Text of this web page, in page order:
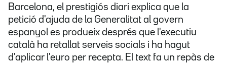
Barcelona, el prestigiós diari explica que la
petició d'ajuda de la Generalitat al govern
espanyol es produeix després que l'executiu
català ha retallat serveis socials i ha hagut
d'aplicar l'euro per recepta. El text fa un repàs de